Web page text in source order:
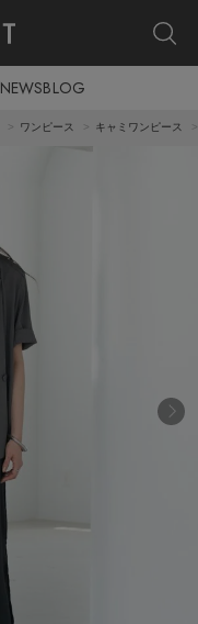
NEWSBLOG
ワンピース キャミワンピース